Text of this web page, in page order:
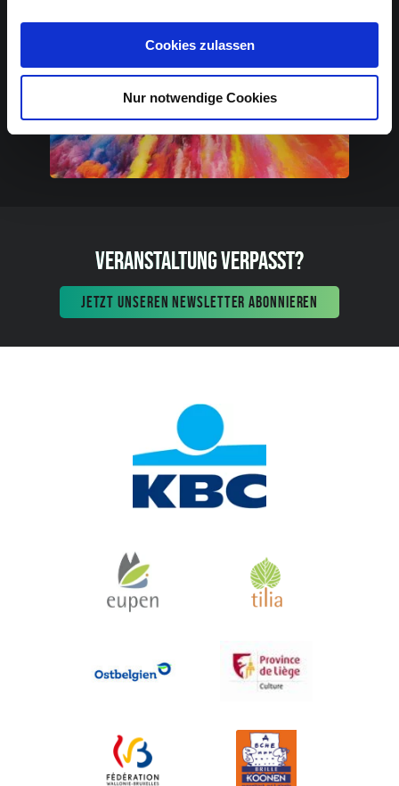
Cookies zulassen
Nur notwendige Cookies
VERANSTALTUNG VERPASST?
JETZT UNSEREN NEWSLETTER ABONNIEREN